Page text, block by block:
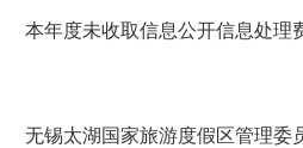
本年度未收取信息公开信息处理
无锡太湖国家旅游度假区管理委